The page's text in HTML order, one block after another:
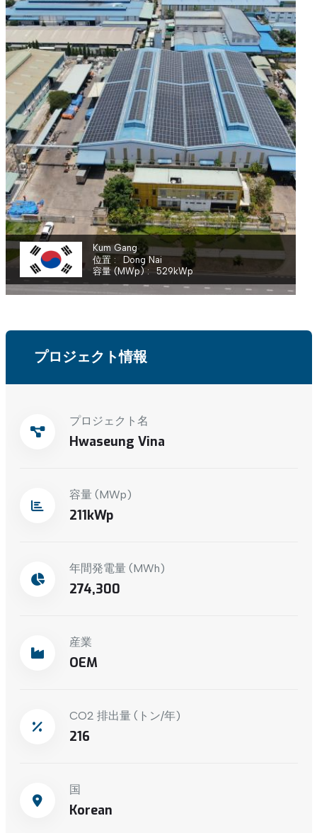
Kum Gang
位置
Dong Nai
容量 (MWp)
529kWp
プロジェクト情報
プロジェクト名
Hwaseung Vina
容量 (MWp)
211
年間発電量 (MWh)
274,300
産業
OEM
CO2 排出量 (トン/年)
216
国
Korean